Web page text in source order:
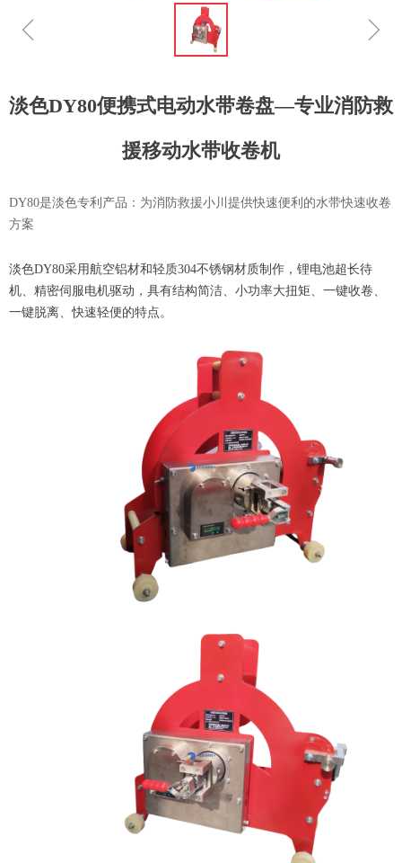
淡色DY80便携式电动水带卷盘—专业消防救
援移动水带收卷机
淡色DY80采用航空铝材和轻质304不锈钢材质制作，锂电池超长待
机、精密伺服电机驱动，具有结构简洁、小功率大扭矩、一键收卷、
一键脱离、快速轻便的特点。
DY80是淡色专利产品：为消防救援小川提供快速便利的水带快速收卷
方案
ꁆ ꁇ